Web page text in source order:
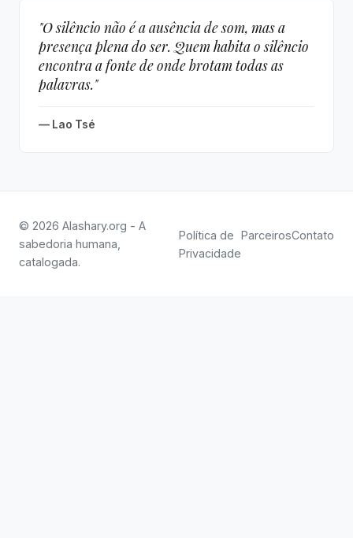
"O silêncio não é a ausência de som, mas a
presença plena do ser. Quem habita o silêncio
encontra a fonte de onde brotam todas as
palavras."
— Lao Tsé
© 2026 Alashary.org - A
sabedoria humana,
catalogada.
Política de
Privacidade
ParceirosContato